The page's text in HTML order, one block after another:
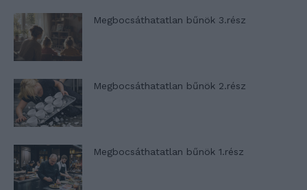
Megbocsáthatatlan bűnök 3.rész
Megbocsáthatatlan bűnök 2.rész
Megbocsáthatatlan bűnök 1.rész